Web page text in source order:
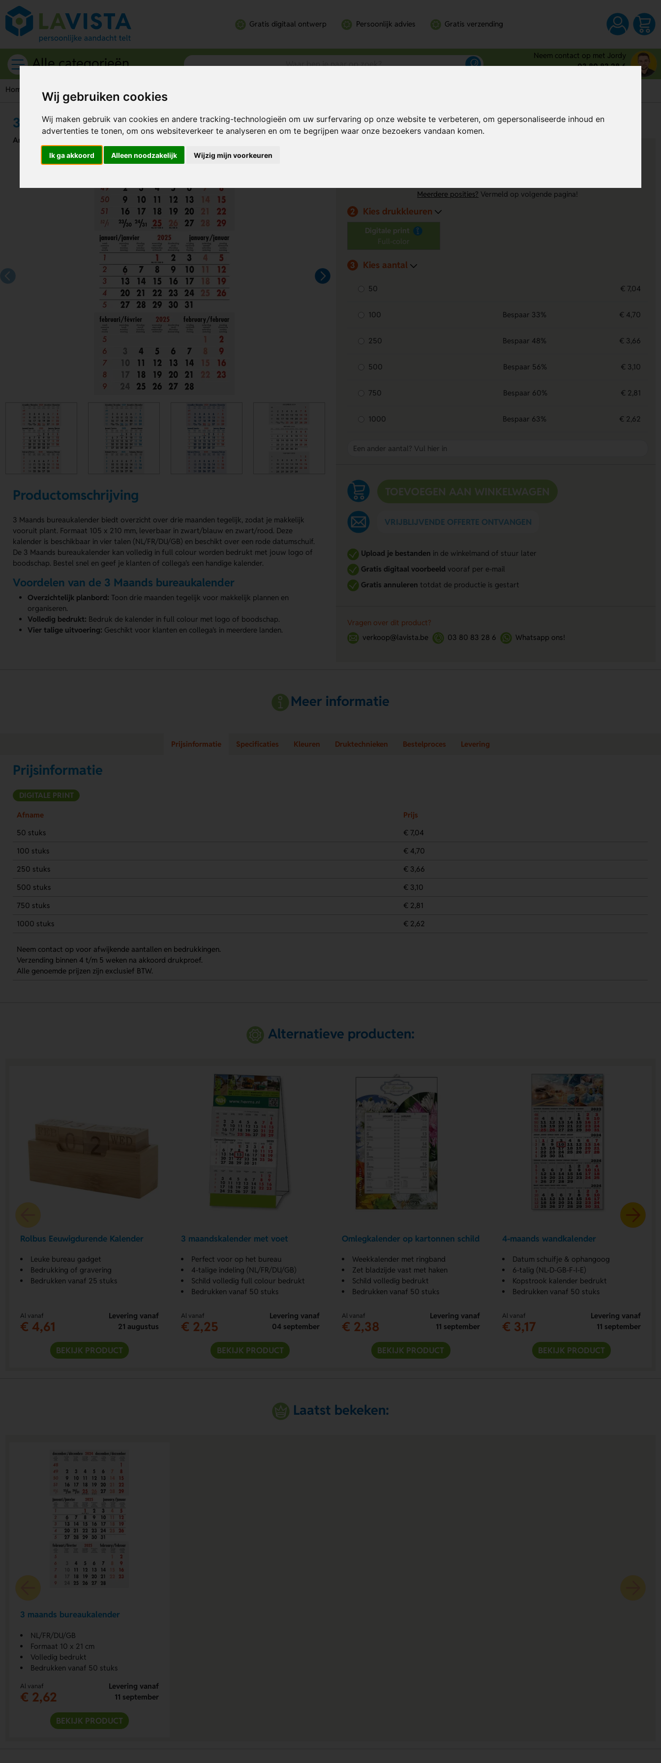
Wij gebruiken cookies
Wij maken gebruik van cookies en andere tracking-technologieën om uw surfervaring op onze website te verbeteren, om gepersonaliseerde inhoud en
advertenties te tonen, om ons websiteverkeer te analyseren en om te begrijpen waar onze bezoekers vandaan komen.
Ik ga akkoord Alleen noodzakelijk Wijzig mijn voorkeuren
Gratis digitaal ontwerp Persoonlijk advies Gratis verzending
Alle categorieën
Neem contact op met Jordy
03 80 83 28 6
Home Bureau accessoires 3 maands bureaukalender
3 maands bureaukalender
Artikelnummer:
Productomschrijving
3 Maands bureaukalender biedt overzicht over drie maanden tegelijk, zodat je makkelijk
vooruit plant. Formaat 105 x 210 mm, leverbaar in zwart/blauw en zwart/rood. Deze
kalender is beschikbaar in vier talen (NL/FR/DU/GB) en beschikt over een rode datumschuif.
De 3 Maands bureaukalender kan volledig in full colour worden bedrukt met jouw logo of
boodschap. Bestel snel en geef je klanten of collega's een handige kalender.
Voordelen van de 3 Maands bureaukalender
Overzichtelijk planbord: Toon drie maanden tegelijk voor makkelijk plannen en
organiseren.
Volledig bedrukt: Bedruk de kalender in full colour met logo of boodschap.
Vier talige uitvoering: Geschikt voor klanten en collega’s in meerdere landen.
Bereken mijn prijs Al vanaf€ 2,62(Excl. BTW)
Meerdere posities? Vermeld op volgende pagina!
2 Kies drukkleuren
Digitale print
Full-color
3 Kies aantal
50 € 7,04
100 Bespaar 33% € 4,70
250 Bespaar 48% € 3,66
500 Bespaar 56% € 3,10
750 Bespaar 60% € 2,81
1000 Bespaar 63% € 2,62
TOEVOEGEN AAN WINKELWAGEN
VRIJBLIJVENDE OFFERTE ONTVANGEN
Upload je bestanden in de winkelmand of stuur later
Gratis digitaal voorbeeldvooraf per e-mail
Gratis annuleren totdat de productie is gestart
Vragen over dit product?
verkoop@lavista.be
03 80 83 28 6 Whatsapp ons!
Meer informatie
Prijsinformatie Specificaties Kleuren Druktechnieken Bestelproces Levering
Prijsinformatie
DIGITALE PRINT
Afname
Prijs
50 stuks
€ 7,04
100 stuks
€ 4,70
250 stuks
€ 3,66
500 stuks
€ 3,10
750 stuks
€ 2,81
1000 stuks
€ 2,62
Neem contact op voor afwijkende aantallen en bedrukkingen.
Verzending binnen 4 t/m 5 weken na akkoord drukproef.
Alle genoemde prijzen zijn exclusief BTW.
Alternatieve producten:
Rolbus Eeuwigdurende Kalender
Leuke bureau gadget
Bedrukking of gravering
Bedrukken vanaf 25 stuks
Al vanaf
€ 4,61
Levering vanaf
21 augustus
BEKIJK PRODUCT
3 maandskalender met voet
Perfect voor op het bureau
4-talige indeling (NL/FR/DU/GB)
Schild volledig full colour bedrukt
Bedrukken vanaf 50 stuks
Al vanaf
€ 2,25
Levering vanaf
04 september
BEKIJK PRODUCT
Omlegkalender op kartonnen schild
Weekkalender met ringband
Zet bladzijde vast met haken
Schild volledig bedrukt
Bedrukken vanaf 50 stuks
Al vanaf
€ 2,38
Levering vanaf
11 september
BEKIJK PRODUCT
4-maands wandkalender
Datum schuifje & ophangoog
6-talig (NL-D-GB-F-I-E)
Kopstrook kalender bedrukt
Bedrukken vanaf 50 stuks
Al vanaf
€ 3,17
Levering vanaf
11 september
BEKIJK PRODUCT
Laatst bekeken:
3 maands bureaukalender
NL/FR/DU/GB
Formaat 10 x 21 cm
Volledig bedrukt
Bedrukken vanaf 50 stuks
Al vanaf
€ 2,62
Levering vanaf
11 september
BEKIJK PRODUCT